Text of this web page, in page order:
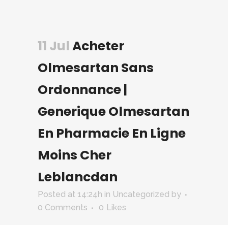
11 Jul Acheter
Olmesartan Sans
Ordonnance |
Generique Olmesartan
En Pharmacie En Ligne
Moins Cher
Leblancdan
Posted at 14:24h in Uncategorized by
0 Comments
0 Likes